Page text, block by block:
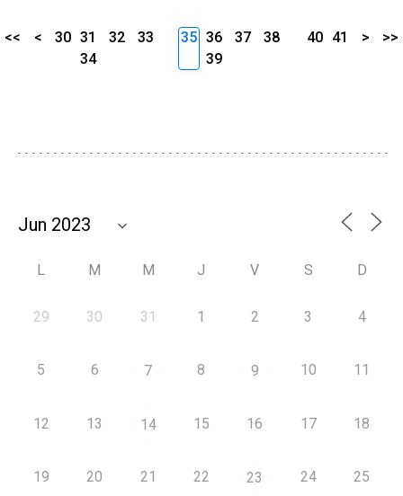
<< < 30 31 32
33
34
35 36 37
38
39
40 41 > >>
L M M J V S D
29 30 31 1 2 3 4
5 6 7 8 9 10 11
12 13 14 15 16 17 18
19 20 21 22 23 24 25